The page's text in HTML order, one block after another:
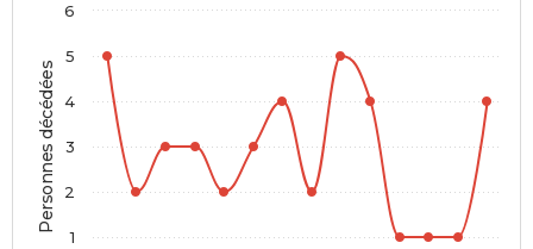
Personnes décédées
1
2
3
4
5
6